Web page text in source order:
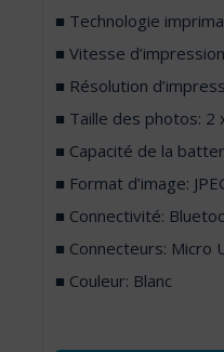
■ Technologie
■ Vitesse
■ Résolution
■ Taille des photos: 2
■ Capacité de la
■ Format d’image:
■ Connectivité:
■ Connecteurs: Micro
■ Couleur: Blanc